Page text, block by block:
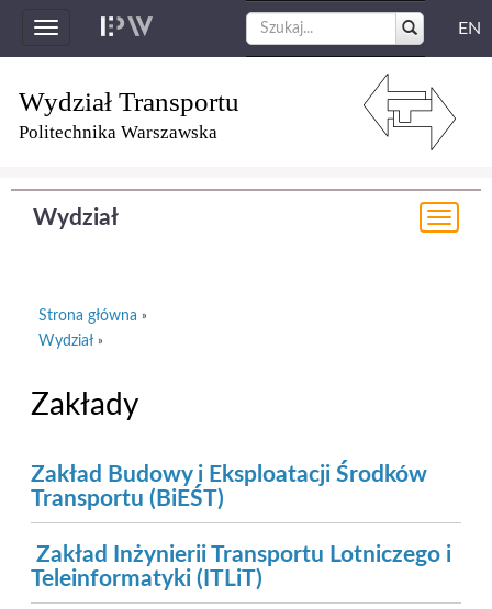
Toggle
navigation
EN
Wydział Transportu
Politechnika Warszawska
Wydział
Strona główna »
Wydział »
Zakłady
Zakład Budowy i Eksploatacji Środków
Transportu (BiEŚT)
Zakład Inżynierii Transportu Lotniczego i
Teleinformatyki (ITLiT)